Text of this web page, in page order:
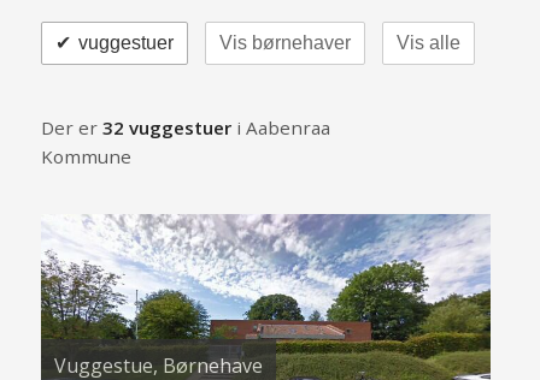
vuggestuer
✔ Vis børnehaver Vis alle
Der er 32 vuggestueri Aabenraa
Kommune
Vuggestue, Børnehave